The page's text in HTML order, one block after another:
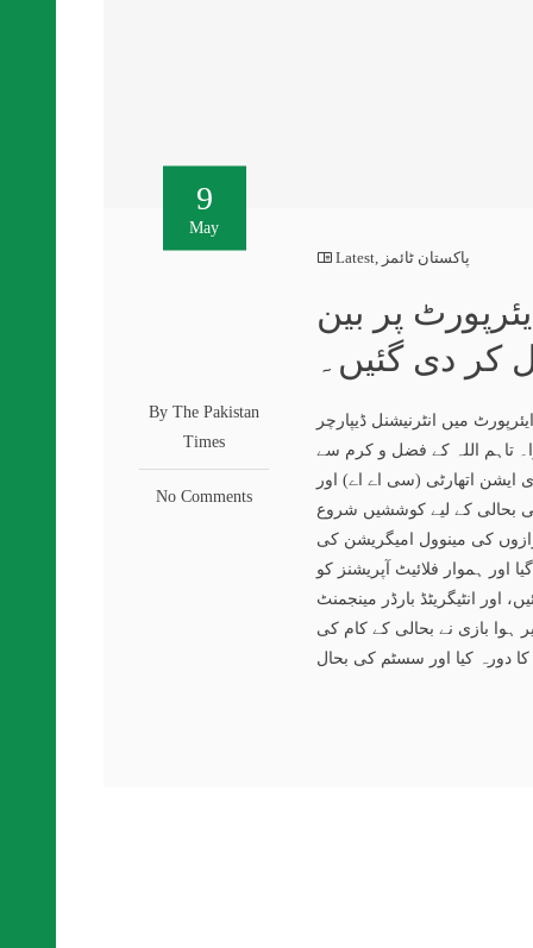
9
May
By The Pakistan
Times
No Comments
Latest پاکستان ٹائمز
پر بین
کر دی گئیں۔
ایئرپورٹ میں انٹرنیشنل ڈیپارچر
تاہم اللہ کے فضل و کرم سے
ایشن اتھارٹی (سی اے اے) اور
بحالی کے لیے کوششیں شروع
کی مینوول امیگریشن کی
اور ہموار فلائیٹ آپریشنز کو
اور انٹیگریٹڈ بارڈر مینجمنٹ
بازی نے بحالی کے کام کی